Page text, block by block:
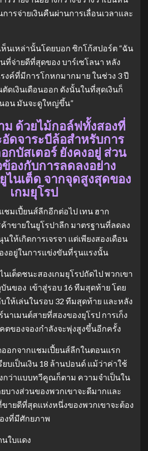
การจ่ายเงินคืนผ่านการเลื่อนเวลาและ
นเหล่านั้นโดยบอก ซิกโก้สปอร์ต “ฉัน
ที่จ่ายดีที่สุดของ บาร์เซโลนา หลัง
งค์ที่มีการโกหกมากมาย ในช่วง 3 ปี
ดเงินเดือนออก ดังนั้นในที่สุดเงินก็
อน มันจะดูใหญ่ขึ้น”
ม ด้วยไม้กอล์ฟทั้งสองที่
ดจาระบีล้อสำหรับการ
กบัสเตอร์ ยังคงอยู่ ส่วน
องกับการลดลงอย่าง
ไนเต็ด จากจุดสูงสุดของ
เกมยุโรป
มเปี้ยนส์ลีกอีกต่อไป เทน ฮาก
าขายในยูโรปาลีก มาตรฐานที่ลดลง
ให้เกิดการเจรจา แต่เพียงสองเดือน
งอยู่ในการแข่งขันที่รุนแรงนั้น
เต็ดชนะสองเกมยุโรปถัดไป พวกเขา
นของ เข้าสู่รอบ 16 ทีมสุดท้าย โดย
ให้เล่นในรอบ 32 ทีมสุดท้าย และหลัง
าเมนต์สายที่สองของยุโรป การเก็ง
ตของจองกำลังจะพุ่งสูงขึ้นอีกครั้ง
อกจากแชมเปี้ยนส์ลีกในตอนแรก
ยบเป็นเงิน 18 ล้านปอนด์ แม้ว่าค่าใช้
กว่าแบบทวีคูณก็ตาม ความจำเป็นใน
บางส่วนของพวกเขาจะดีมากและ
ายดีที่สุดแห่งหนึ่งของพวกเขาจะต้อง
งที่มีศักยภาพ